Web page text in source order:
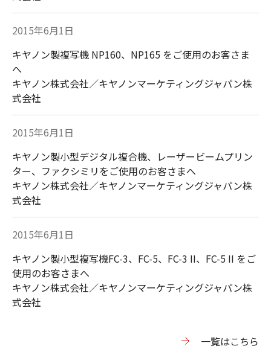
2015年6月1日
キヤノン製複写機 NP160、NP165 をご使用のお客さま
へ
キヤノン株式会社／キヤノンマーケティングジャパン株
式会社
2015年6月1日
キヤノン製小型デジタル複合機、レーザービームプリン
ター、ファクシミリをご使用のお客さまへ
キヤノン株式会社／キヤノンマーケティングジャパン株
式会社
2015年6月1日
キヤノン製小型複写機FC-3、FC-5、FC-3 II、FC-5 II をご
使用のお客さまへ
キヤノン株式会社／キヤノンマーケティングジャパン株
式会社
⼀覧はこちら